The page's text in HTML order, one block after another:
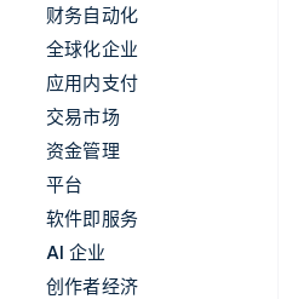
财务自动化
全球化企业
应用内支付
交易市场
资金管理
平台
软件即服务
AI 企业
创作者经济